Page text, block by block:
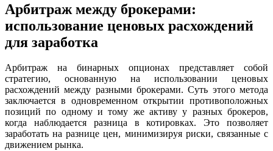
Арбитраж между брокерами:
использование ценовых расхождений
для заработка
Арбитраж на бинарных опционах представляет собой
стратегию, основанную на использовании ценовых
расхождений между разными брокерами. Суть этого метода
заключается в одновременном открытии противоположных
позиций по одному и тому же активу у разных брокеров,
когда наблюдается разница в котировках. Это позволяет
заработать на разнице цен, минимизируя риски, связанные с
движением рынка.